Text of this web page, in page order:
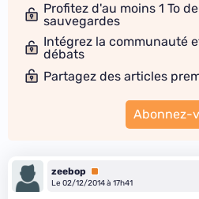
Profitez d'au moins 1 To
sauvegardes
Intégrez la communauté
débats
Partagez des articles
Abonnez-
zeebop
Premium
Le 02/12/2014 à 17h41